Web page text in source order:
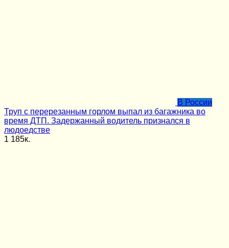
В России
Труп с перерезанным горлом выпал из багажника во
время ДТП. Задержанный водитель признался в
людоедстве
1 185к.